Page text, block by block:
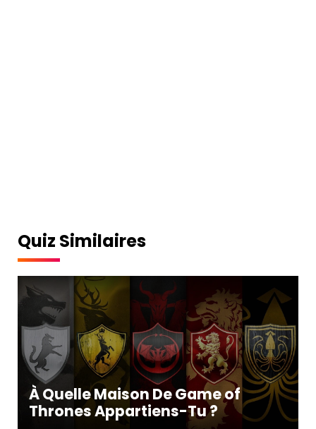
Quiz Similaires
À Quelle Maison De Game of
Thrones Appartiens-Tu ?